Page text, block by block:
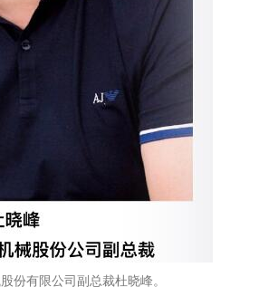
份有限公司副总裁杜晓峰。